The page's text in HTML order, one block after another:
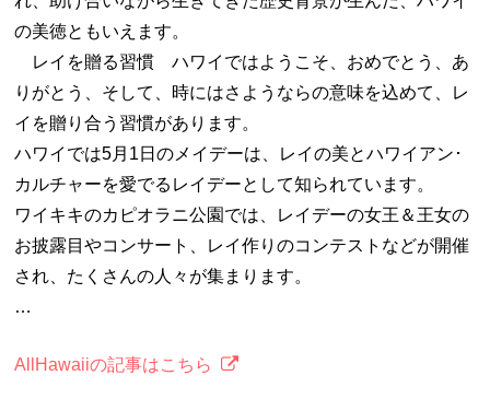
の美徳ともいえます。
レイを贈る習慣 ハワイではようこそ、おめでとう、あ
りがとう、そして、時にはさようならの意味を込めて、レ
イを贈り合う習慣があります。
ハワイでは5月1日のメイデーは、レイの美とハワイアン･
カルチャーを愛でるレイデーとして知られています。
ワイキキのカピオラニ公園では、レイデーの女王＆王女の
お披露目やコンサート、レイ作りのコンテストなどが開催
され、たくさんの人々が集まります。
…
AllHawaiiの記事はこちら